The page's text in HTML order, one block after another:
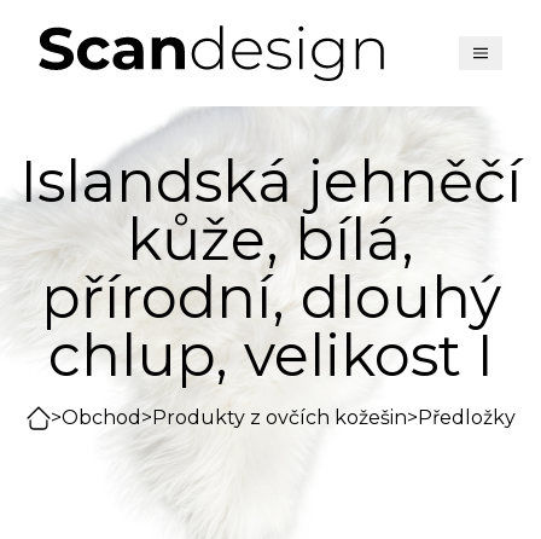
Islandská jehněčí
kůže, bílá,
přírodní, dlouhý
chlup, velikost I
>Obchod >Produkty z ovčích kožešin>Předložky